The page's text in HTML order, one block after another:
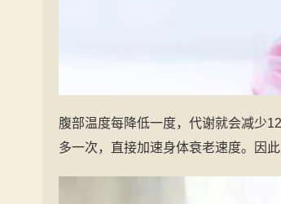
腹部温度每降低一度，代谢就会减少
多一次，直接加速身体衰老速度。因